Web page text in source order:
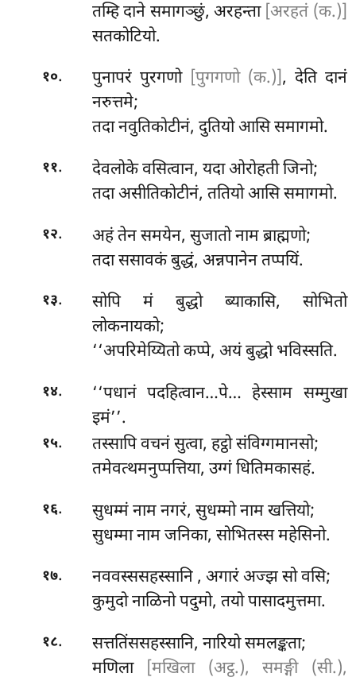
तम्हि दाने समागञ्छुं, अरहन्ता [अरहतं (क.)]
सतकोटियो.
१०. पुनापरं पुरगणो [पुगगणो (क.)], देति दानं
नरुत्तमे;
तदा नवुतिकोटीनं, दुतियो आसि समागमो.
११. देवलोकेवसित्वान, यदा ओरोहती जिनो;
तदा असीतिकोटीनं, ततियो आसि समागमो.
१२.
अहं तेन समयेन, सुजातो नाम ब्राह्मणो;
तदा ससावकं बुद्धं, अन्नपानेन तप्पयिं.
१३.
सोपि मं बुद्धो ब्याकासि, सोभितो
लोकनायको;
‘‘अपरिमेय्यितो कप्पे, अयं बुद्धो भविस्सति.
१४. ‘‘पधानंपदहित्वान…पे…हेस्साम सम्मुखा
इमं’’.
१५.
तस्सापि वचनं सुत्वा, हट्ठो संविग्गमानसो;
तमेवत्थमनुप्पत्तिया, उग्गं धितिमकासहं.
१६.
सुधम्मं नाम नगरं, सुधम्मो नाम खत्तियो;
सुधम्मा नाम जनिका, सोभितस्स महेसिनो.
१७. नववस्ससहस्सानि , अगारं अज्झ सो वसि;
कुमुदो नाळिनो पदुमो, तयो पासादमुत्तमा.
१८.
सत्ततिंससहस्सानि, नारियो समलङ्कता;
मणिला
[मखिला (अट्ठ.), समङ्गी (सी.),